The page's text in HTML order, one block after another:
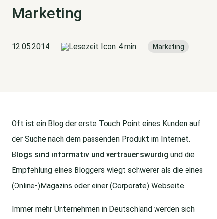
Marketing
12.05.2014 4 min Marketing
Oft ist ein Blog der erste Touch Point eines Kunden auf
der Suche nach dem passenden Produkt im Internet.
Blogs sind informativ und vertrauenswürdig und die
Empfehlung eines Bloggers wiegt schwerer als die eines
(Online-)Magazins oder einer (Corporate) Webseite.
Immer mehr Unternehmen in Deutschland werden sich